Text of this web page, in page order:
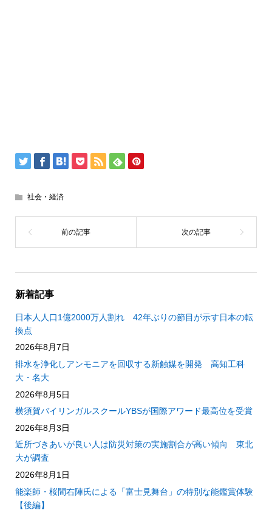
社会・経済
新着記事
日本人人口1億2000万人割れ 42年ぶりの節目が示す日本の転
換点
2026年8月7日
排水を浄化しアンモニアを回収する新触媒を開発 高知工科
大・名大
2026年8月5日
横須賀バイリンガルスクールYBSが国際アワード最高位を受賞
2026年8月3日
近所づきあいが良い人は防災対策の実施割合が高い傾向 東北
大が調査
2026年8月1日
能楽師・桜間右陣氏による「富士見舞台」の特別な能鑑賞体験
【後編】